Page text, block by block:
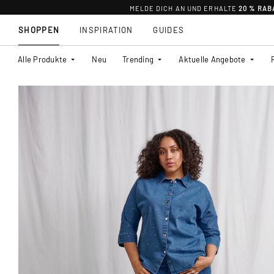
MELDE DICH AN UND ERHALTE20 %
SHOPPEN
Alle Produkte Neu Trending Aktuelle Angebote
INSPIRATION GUIDES